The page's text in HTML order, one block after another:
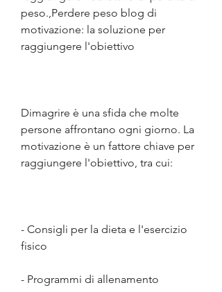
peso.,Perdere peso blog di
motivazione: la soluzione per
raggiungere l'obiettivo
Dimagrire è una sfida che molte
persone affrontano ogni giorno. La
motivazione è un fattore chiave per
raggiungere l'obiettivo, tra cui:
- Consigli per la dieta e l'esercizio
fisico
- Programmi di allenamento